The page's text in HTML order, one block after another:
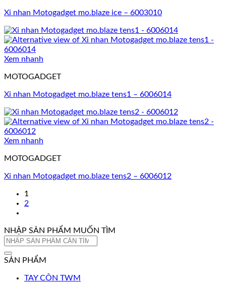
Xi nhan Motogadget mo.blaze ice – 6003010
Xem nhanh
MOTOGADGET
Xi nhan Motogadget mo.blaze tens1 – 6006014
Xem nhanh
MOTOGADGET
Xi nhan Motogadget mo.blaze tens2 – 6006012
1
2
NHẬP SẢN PHẨM MUỐN TÌM
Tìm
SẢN PHẨM
TAY CÔN TWM